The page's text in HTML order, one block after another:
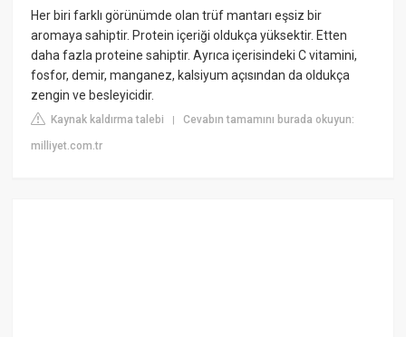
Her biri farklı görünümde olan trüf mantarı eşsiz bir
aromaya sahiptir. Protein içeriği oldukça yüksektir. Etten
daha fazla proteine sahiptir. Ayrıca içerisindeki C vitamini,
fosfor, demir, manganez, kalsiyum açısından da oldukça
zengin ve besleyicidir.
Kaynak kaldırma talebi |Cevabın tamamını burada okuyun:
milliyet.com.tr